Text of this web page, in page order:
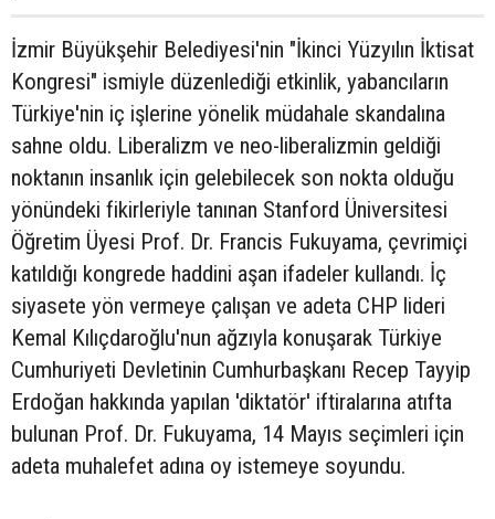
İzmir Büyükşehir Belediyesi'nin "İkinci Yüzyılın İktisat
Kongresi" ismiyle düzenlediği etkinlik, yabancıların
Türkiye'nin iç işlerine yönelik müdahale skandalına
sahne oldu. Liberalizm ve neo-liberalizmin geldiği
noktanın insanlık için gelebilecek son nokta olduğu
yönündeki fikirleriyle tanınan Stanford Üniversitesi
Öğretim Üyesi Prof. Dr. Francis Fukuyama, çevrimiçi
katıldığı kongrede haddini aşan ifadeler kullandı. İç
siyasete yön vermeye çalışan ve adeta CHP lideri
Kemal Kılıçdaroğlu'nun ağzıyla konuşarak Türkiye
Cumhuriyeti Devletinin Cumhurbaşkanı Recep Tayyip
Erdoğan hakkında yapılan 'diktatör' iftiralarına atıfta
bulunan Prof. Dr. Fukuyama, 14 Mayıs seçimleri için
adeta muhalefet adına oy istemeye soyundu.